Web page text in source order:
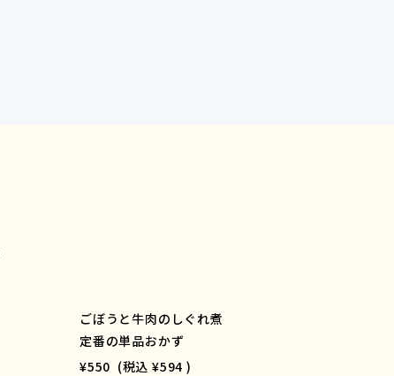
ごぼうと牛肉のしぐれ煮
定番の単品おかず
¥550 (税込 ¥594 )